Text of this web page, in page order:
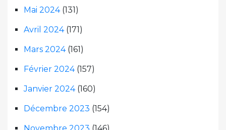
Mai 2024(131)
Avril 2024(171)
Mars 2024(161)
Février 2024(157)
Janvier 2024(160)
Décembre 2023 (154)